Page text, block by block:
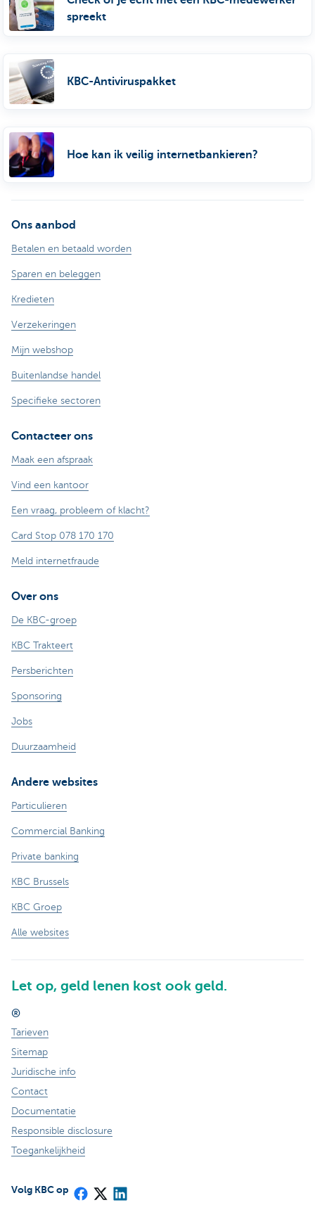
spreekt
KBC-Antiviruspakket
Hoe kan ik veilig internetbankieren?
Ons aanbod
Betalen en betaald worden
Sparen en beleggen
Kredieten
Verzekeringen
Mijn webshop
Buitenlandse handel
Specifieke sectoren
Contacteer ons
Maak een afspraak
Vind een kantoor
Een vraag, probleem of klacht?
Card Stop 078 170 170
Meld internetfraude
Over ons
De KBC-groep
KBC Trakteert
Persberichten
Sponsoring
Jobs
Duurzaamheid
Andere websites
Particulieren
Commercial Banking
Private banking
KBC Brussels
KBC Groep
Alle websites
Let op, geld lenen kost ook geld.
®
Tarieven
Sitemap
Juridische info
Contact
Documentatie
Responsible disclosure
Toegankelijkheid
Volg KBC op